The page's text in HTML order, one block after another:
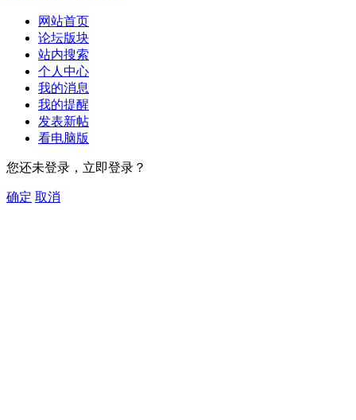
网站首页
论坛版块
站内搜索
个人中心
我的消息
我的提醒
发表新帖
看电脑版
您还未登录，立即登录？
确定 取消